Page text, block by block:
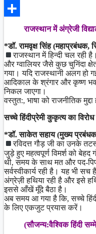
Facebook
राजस्थान में अंग्रेजी
*डॉ. रामवृक्ष सिंह (महाप्रबंधक,
राजस्थान में हिन्दी चल रही
और ग्वालियर जैसे कुछ चुनिंदा
गया। यदि राजस्थानी अलग हो
आदिकाल के श्रंगार और कृष्ण
निकल जाएगा।
वस्तुत:, भाषा को राजनीतिक
सच्चे हिंदीप्रेमी कुकृत्य का
*डॉ. साकेत सहाय (मुख्य
रविदत्त गौड़ जी का उनके
जुड़े हुए महत्वपूर्ण विमर्श को
थी, समय के साथ मत और पद-
सर्वस्वीकार्य रही है। यह भी
अंग्रेज़ी हथिया रही है और इसे
इससे आँखें मूँदे बैठा है।
अब समय आ गया है कि, सच्चे
के लिए एकजुट प्रयास करें।
(सौजन्य:वैश्विक हिंदी